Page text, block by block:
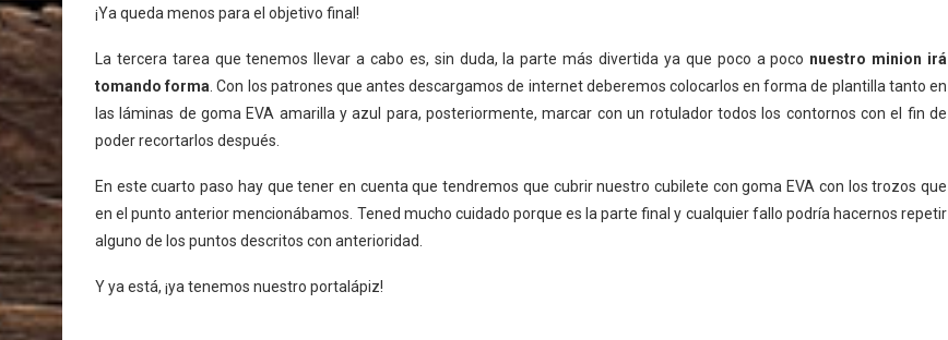
¡Ya queda menos para el objetivo final!
La tercera tarea que tenemos llevar a cabo es, sin duda, la parte más divertida ya que poco a poco nuestro minion irá
tomando forma . Con los patrones que antes descargamos de internet deberemos colocarlos en forma de plantilla tanto en
las láminas de goma EVA amarilla y azul para, posteriormente, marcar con un rotulador todos los contornos con el fin de
poder recortarlos después.
En este cuarto paso hay que tener en cuenta que tendremos que cubrir nuestro cubilete con goma EVA con los trozos que
en el punto anterior mencionábamos. Tened mucho cuidado porque es la parte final y cualquier fallo podría hacernos repetir
alguno de los puntos descritos con anterioridad.
Y ya está, ¡ya tenemos nuestro portalápiz!